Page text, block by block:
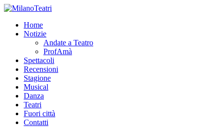
Home
Notizie
Andate a Teatro
ProfAmà
Spettacoli
Recensioni
Stagione
Musical
Danza
Teatri
Fuori città
Contatti